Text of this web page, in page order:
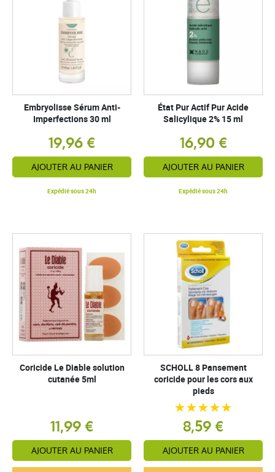
Embryolisse Sérum Anti-
Imperfections 30 ml
19,96 €
AJOUTER AU PANIER
Expédié sous 24h
État Pur Actif Pur Acide
Salicylique 2% 15 ml
16,90 €
AJOUTER AU PANIER
Expédié sous 24h
Coricide Le Diable solution
cutanée 5ml
11,99 €
AJOUTER AU PANIER
SCHOLL 8 Pansement
coricide pour les cors aux
pieds
8,59 €
AJOUTER AU PANIER